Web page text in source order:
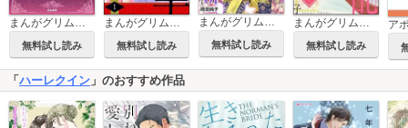
まんがグリム童話 人魚姫～うたかたの月～
無料試し読み
まんがグリム童話 吉原悪の華
無料試し読み
まんがグリム童話 吉原 花魁令嬢 リメイク版
無料試し読み
まんがグリム童話 吉原華の乱
無料試し読み
ア
「 ハーレクイン 」のおすすめ作品